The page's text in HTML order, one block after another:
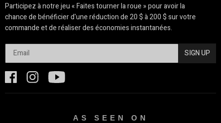
Participez à notre jeu « Faites tourner la roue » pour avoir la
chance de bénéficier d'une réduction de 20 $ à 200 $ sur votre
commande et de réaliser des économies instantanées.
SIGN UP
AS SEEN ON